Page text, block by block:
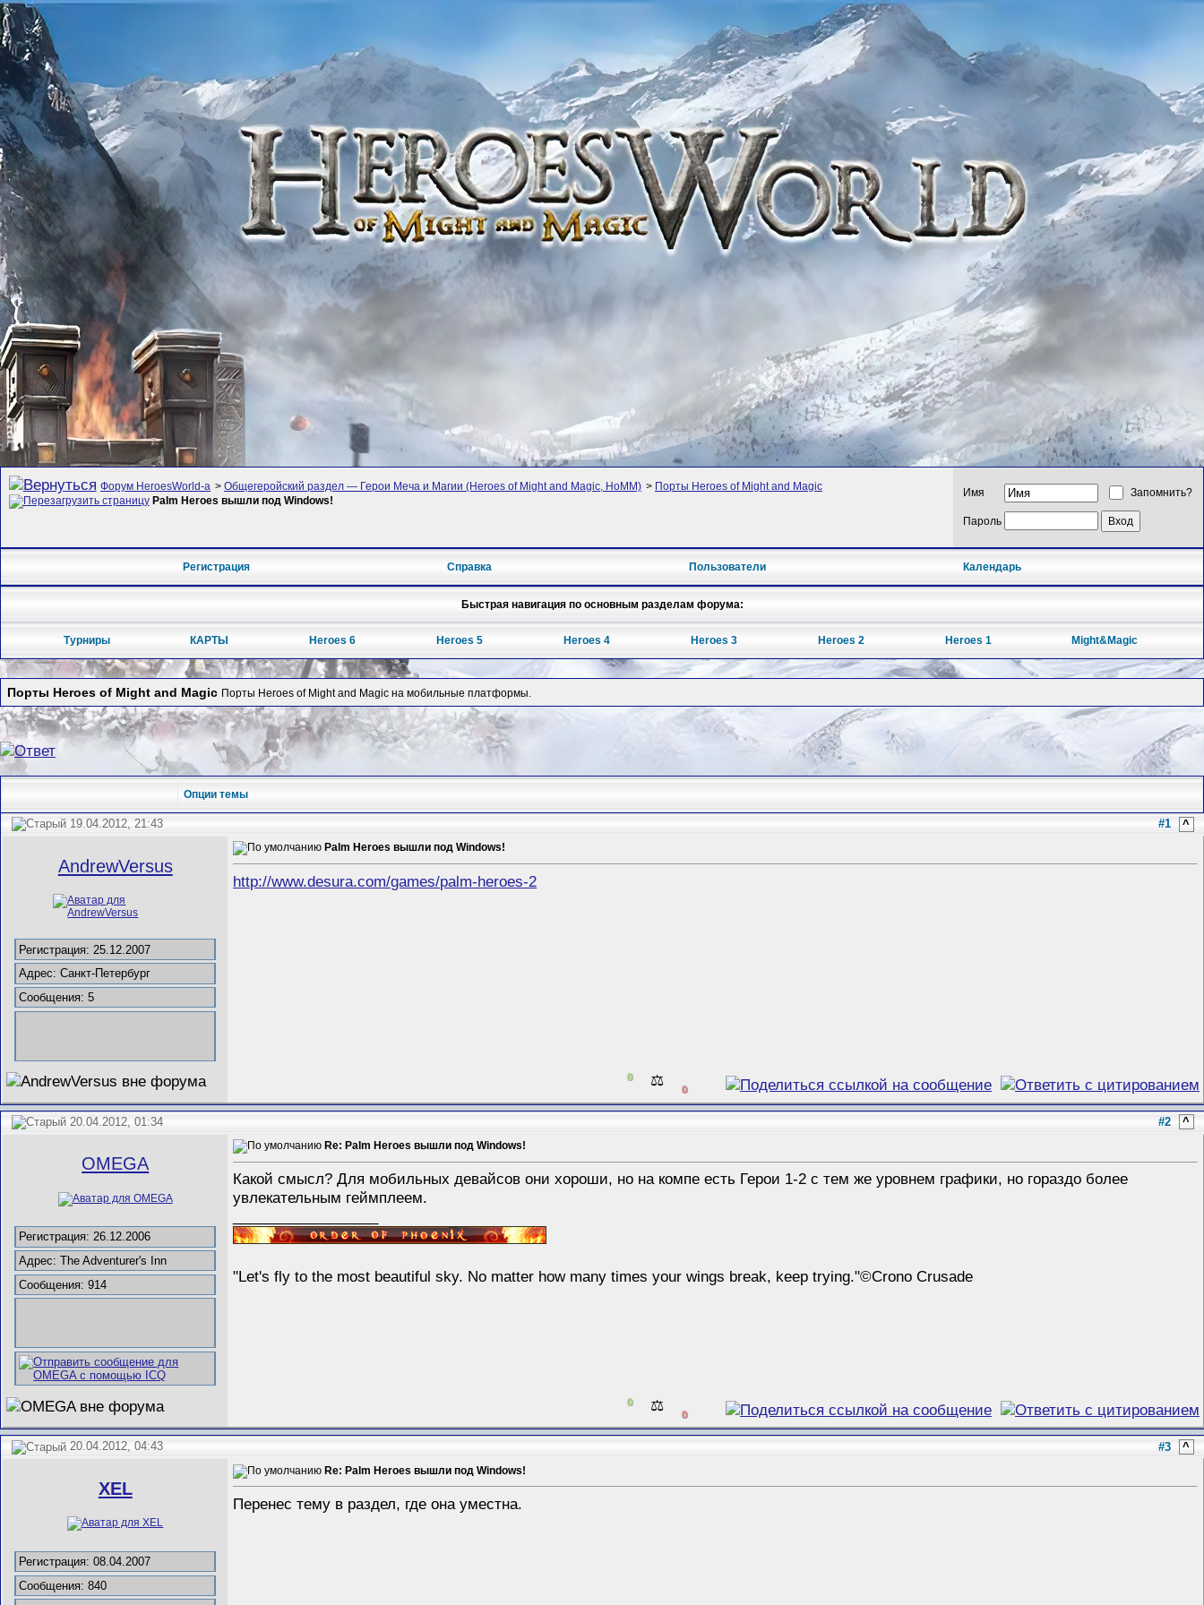
Форум HeroesWorld-а > Общегеройский раздел — Герои Меча и Магии (Heroes of Might and Magic, HoMM) > Порты Heroes of Might and Magic
Palm Heroes вышли под Windows!
Имя Запомнить?
Пароль
Регистрация Справка Пользователи Календарь
Быстрая навигация по основным разделам форума:
Турниры КАРТЫ Heroes 6 Heroes 5 Heroes 4 Heroes 3 Heroes 2 Heroes 1 Might&Magic
Порты Heroes of Might and Magic Порты Heroes of Might and Magic на мобильные платформы.
Опции темы
19.04.2012, 21:43 #1 ^
AndrewVersus
Регистрация: 25.12.2007
Адрес: Санкт-Петербург
Сообщения: 5
Palm Heroes вышли под Windows!
http://www.desura.com/games/palm-heroes-2
0 ⚖️ 0
20.04.2012, 01:34 #2 ^
ОMEGA
Регистрация: 26.12.2006
Адрес: The Adventurer's Inn
Сообщения: 914
Re: Palm Heroes вышли под Windows!
Какой смысл? Для мобильных девайсов они хороши, но на компе есть Герои 1-2 с тем же уровнем графики, но гораздо более
увлекательным геймплеем.
"Let's fly to the most beautiful sky. No matter how many times your wings break, keep trying."©Crono Crusade
0 ⚖️ 0
20.04.2012, 04:43 #3 ^
XEL
Регистрация: 08.04.2007
Сообщения: 840
Re: Palm Heroes вышли под Windows!
Перенес тему в раздел, где она уместна.